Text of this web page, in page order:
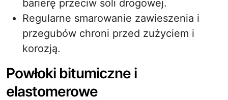
barierę przeciw soli drogowej.
Regularne smarowanie zawieszenia i
przegubów chroni przed zużyciem i
korozją.
Powłoki bitumiczne i
elastomerowe